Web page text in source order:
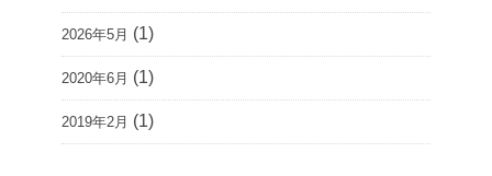
2026年5月 (1)
2020年6月 (1)
2019年2月 (1)